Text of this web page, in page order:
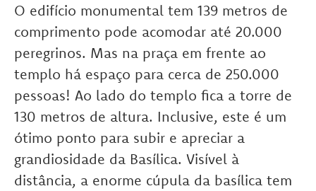
O edifício monumental tem 139 metros de
comprimento pode acomodar até 20.000
peregrinos. Mas na praça em frente ao
templo há espaço para cerca de 250.000
pessoas! Ao lado do templo fica a torre de
130 metros de altura. Inclusive, este é um
ótimo ponto para subir e apreciar a
grandiosidade da Basílica. Visível à
distância, a enorme cúpula da basílica tem